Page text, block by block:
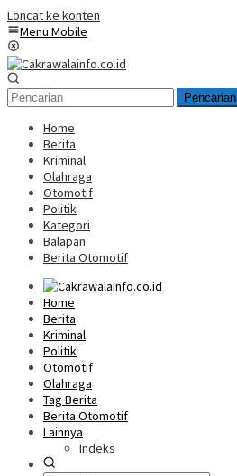
Loncat ke konten
Menu Mobile
Pencarian
Home
Berita
Kriminal
Olahraga
Otomotif
Politik
Kategori
Balapan
Berita Otomotif
Home
Berita
Kriminal
Politik
Otomotif
Olahraga
Tag Berita
Berita Otomotif
Lainnya
Indeks